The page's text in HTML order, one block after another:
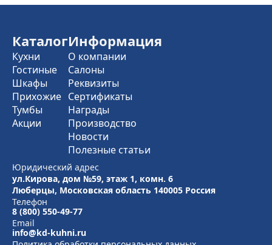
Каталог
Кухни
Гостиные
Шкафы
Прихожие
Тумбы
Акции
Информация
О компании
Салоны
Реквизиты
Сертификаты
Награды
Производство
Новости
Полезные статьи
Юридический адрес
ул.Кирова, дом №59, этаж 1, комн. 6
Люберцы, Московская область 140005 Россия
Телефон
8 (800) 550-49-77
Email
info@kd-kuhni.ru